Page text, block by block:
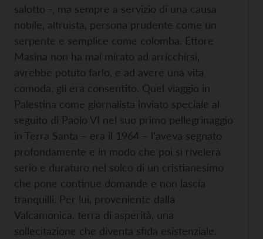
salotto -, ma sempre a servizio di una causa
nobile, altruista, persona prudente come un
serpente e semplice come colomba. Ettore
Masina non ha mai mirato ad arricchirsi,
avrebbe potuto farlo, e ad avere una vita
comoda, gli era consentito. Quel viaggio in
Palestina come giornalista inviato speciale al
seguito di Paolo VI nel suo primo pellegrinaggio
in Terra Santa – era il 1964 – l’aveva segnato
profondamente e in modo che poi si rivelerà
serio e duraturo nel solco di un cristianesimo
che pone continue domande e non lascia
tranquilli. Per lui, proveniente dalla
Valcamonica, terra di asperità, una
sollecitazione che diventa sfida esistenziale.